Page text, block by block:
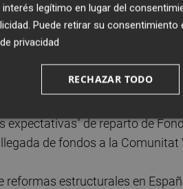
y sacrificio hecho por la
les ha "permitido colocarse en
expectativas" de reparto de
de fondos a la Comunitat
reformas estructurales en
legítimo en lugar del
. Puede retirar su consentimiento
privacidad
RECHAZAR TODO